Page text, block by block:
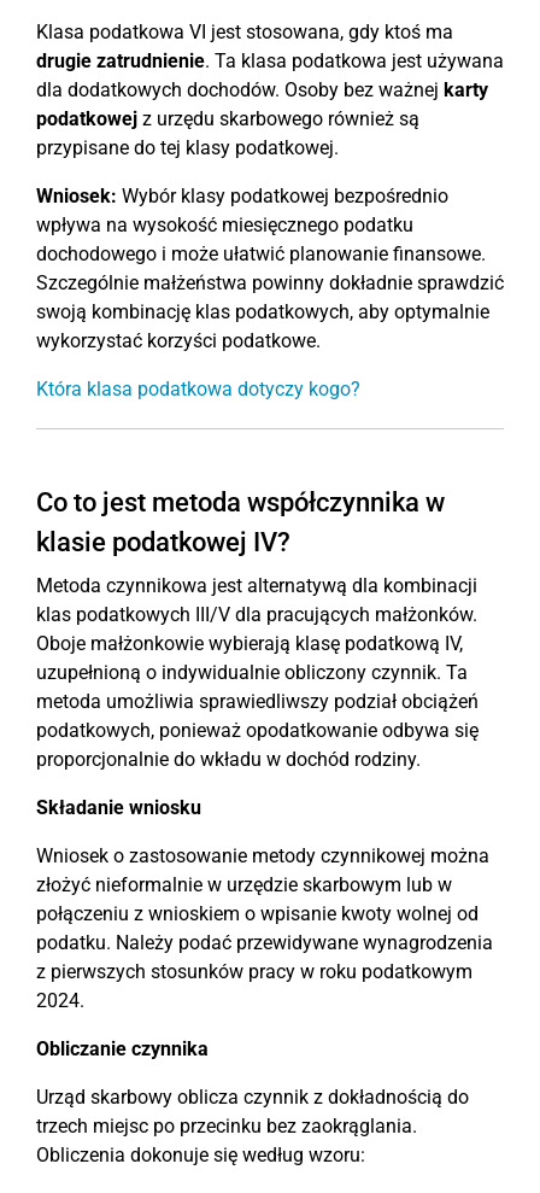
Klasa podatkowa VI jest stosowana, gdy ktoś ma
drugie zatrudnienie. Ta klasa podatkowa jest używana
dla dodatkowych dochodów. Osoby bez ważnej karty
podatkowej z urzędu skarbowego również są
przypisane do tej klasy podatkowej.
Wniosek: Wybór klasy podatkowej bezpośrednio
wpływa na wysokość miesięcznego podatku
dochodowego i może ułatwić planowanie finansowe.
Szczególnie małżeństwa powinny dokładnie sprawdzić
swoją kombinację klas podatkowych, aby optymalnie
wykorzystać korzyści podatkowe.
Która klasa podatkowa dotyczy kogo?
Co to jest metoda współczynnika w
klasie podatkowej IV?
Metoda czynnikowa jest alternatywą dla kombinacji
klas podatkowych III/V dla pracujących małżonków.
Oboje małżonkowie wybierają klasę podatkową IV,
uzupełnioną o indywidualnie obliczony czynnik. Ta
metoda umożliwia sprawiedliwszy podział obciążeń
podatkowych, ponieważ opodatkowanie odbywa się
proporcjonalnie do wkładu w dochód rodziny.
Składanie wniosku
Wniosek o zastosowanie metody czynnikowej można
złożyć nieformalnie w urzędzie skarbowym lub w
połączeniu z wnioskiem o wpisanie kwoty wolnej od
podatku. Należy podać przewidywane wynagrodzenia
z pierwszych stosunków pracy w roku podatkowym
2024.
Obliczanie czynnika
Urząd skarbowy oblicza czynnik z dokładnością do
trzech miejsc po przecinku bez zaokrąglania.
Obliczenia dokonuje się według wzoru: